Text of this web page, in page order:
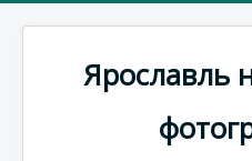
Ярославль